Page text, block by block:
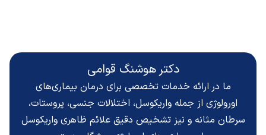
دکتر هوشنگ قوامی
ما در ارائه خدمات تخصصی برای درمان بیماری‌های
اورولوژی از جمله واریکوسل، اختلالات جنسی، پروستات،
سرطان مثانه و نیز تشخیص دقیقعلائم ظاهری واریکوسل